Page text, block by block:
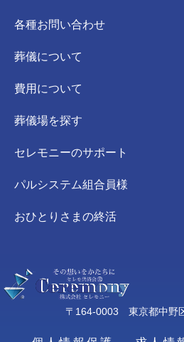
各種お問い合わせ
葬儀について
費用について
葬儀場を探す
セレモニーのサポート
パルシステム組合員様
おひとりさまの終活
〒164-0003 東京都中野